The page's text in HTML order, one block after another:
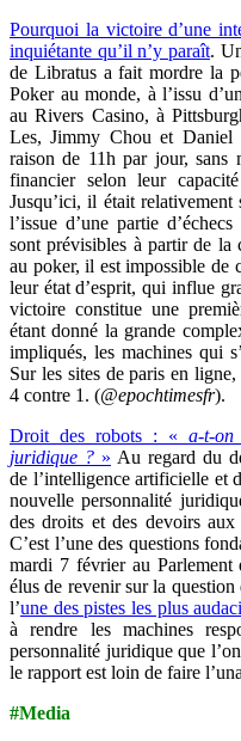
Pourquoi la victoire d’une
inquiétante qu’il n’y paraît.
de Libratus a fait mordre la
Poker au monde, à l’issu
au Rivers Casino, à
Les, Jimmy Chou et
raison de 11h par jour, sans
financier selon leur
Jusqu’ici, il était
l’issue d’une partie
sont prévisibles à partir de
au poker, il est impossible de
leur état d’esprit, qui influe
victoire constitue une
étant donné la grande
impliqués, les machines qui
Sur les sites de paris en
4 contre 1. (@epochtimesfr).
Droit des robots : « a-t-on
juridique ? » Au regard du
de l’intelligence artificielle et
nouvelle personnalité
des droits et des devoirs
C’est l’une des questions
mardi 7 février au Parlement
élus de revenir sur la
l’une des pistes les plus
à rendre les machines
personnalité juridique que
le rapport est loin de faire
#Media